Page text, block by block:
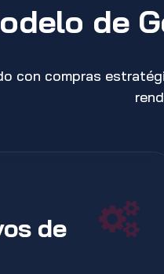
de
con compras
de